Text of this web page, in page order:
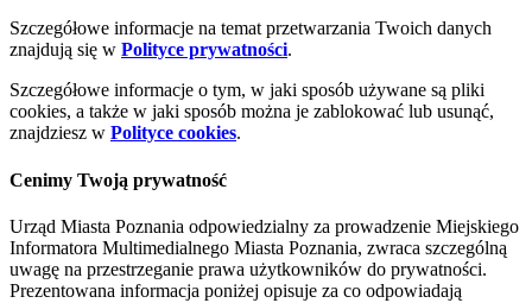
Szczegółowe informacje na temat przetwarzania Twoich danych
znajdują się w Polityce prywatności.
Szczegółowe informacje o tym, w jaki sposób używane są pliki
cookies, a także w jaki sposób można je zablokować lub usunąć,
znajdziesz w Polityce cookies.
Cenimy Twoją prywatność
Urząd Miasta Poznania odpowiedzialny za prowadzenie Miejskiego
Informatora Multimedialnego Miasta Poznania, zwraca szczególną
uwagę na przestrzeganie prawa użytkowników do prywatności.
Prezentowana informacja poniżej opisuje za co odpowiadają